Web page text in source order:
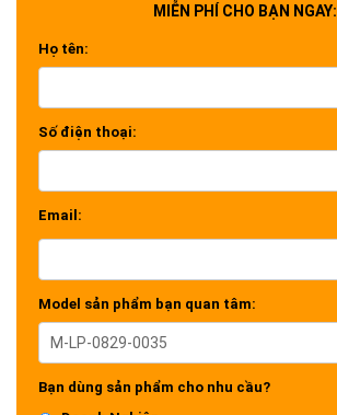
MIỄN PHÍ CHO BẠN NGAY:
Họ tên:
Số điện thoại:
Email:
Model sản phẩm bạn quan tâm:
Bạn dùng sản phẩm cho nhu cầu?